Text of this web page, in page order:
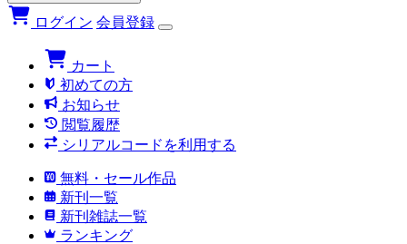
ログイン 会員登録
カート
初めての方
お知らせ
閲覧履歴
シリアルコードを利用する
無料・セール作品
新刊一覧
新刊雑誌一覧
ランキング